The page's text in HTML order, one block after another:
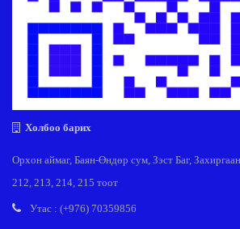
Холбоо барих
Орхон аймаг, Баян-Өндөр сум, Зэст Баг,
212, 213, 214, 215 тоот
Утас : (+976) 70359856